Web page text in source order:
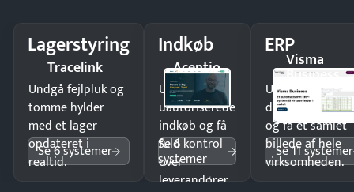
Lagerstyring
Tracelink
Undgå fejlpluk og
tomme hylder
med et lager
opdateret i
realtid.
Se 6 systemer
Indkøb
Acentio
Undgå
uautoriserede
indkøb og få
fuld kontrol
over
leverandører
Se 6
systemer
ERPVisma
Business
Undgå
og få ét samlet
billede af hele
virksomheden.
Se 11 systemer